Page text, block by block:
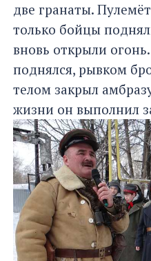
две гранаты.
только бойцы
вновь открыли
поднялся, рывком
телом закрыл
жизни он выполнил